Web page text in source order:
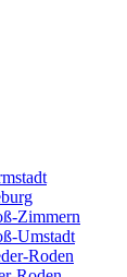
Zimmern
Umstadt
Roden